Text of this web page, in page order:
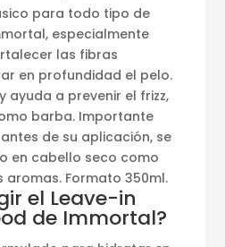
para todo tipo de
especialmente
las fibras
en profundidad el pelo.
ayuda a prevenir el frizz,
barba. Importante
de su aplicación, se
en cabello seco como
aromas. Formato 350ml.
el Leave-in
de Immortal?